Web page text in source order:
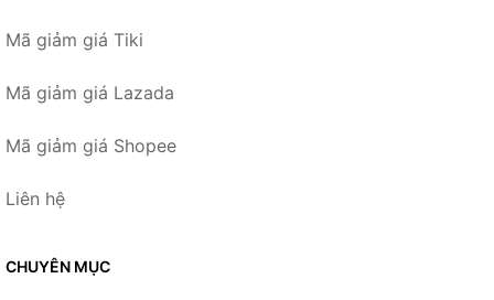
Mã giảm giá Tiki
Mã giảm giá Lazada
Mã giảm giá Shopee
Liên hệ
CHUYÊN MỤC